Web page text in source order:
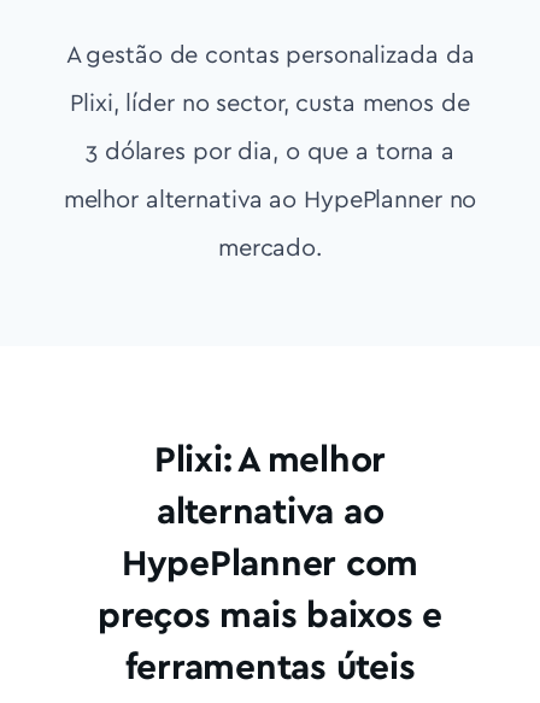
A gestão de contas personalizada da
Plixi, líder no sector, custa menos de
3 dólares por dia, o que a torna a
melhor alternativa ao HypePlanner no
mercado.
Plixi: A melhor
alternativa ao
HypePlanner com
preços mais baixos e
ferramentas úteis